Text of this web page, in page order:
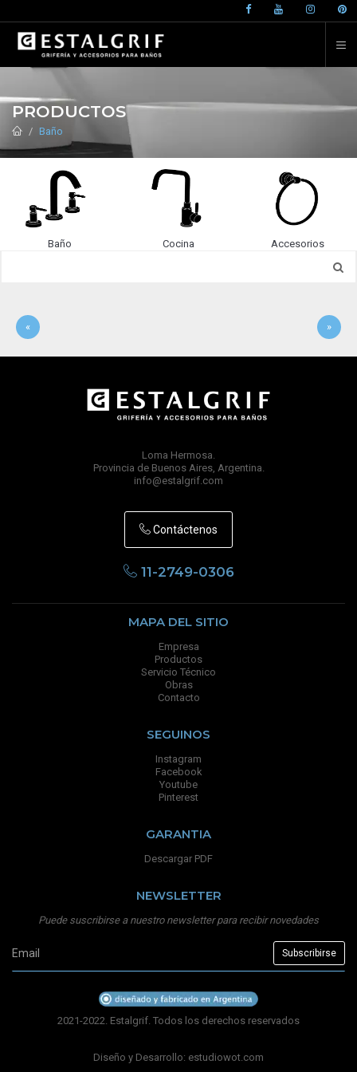
PRODUCTOS
Baño
Baño Cocina Accesorios
« »
Loma Hermosa.
Provincia de Buenos Aires, Argentina.
info@estalgrif.com
Contáctenos
11-2749-0306
MAPA DEL SITIO
Empresa
Productos
Servicio Técnico
Obras
Contacto
SEGUINOS
Instagram
Facebook
Youtube
Pinterest
GARANTIA
Descargar PDF
NEWSLETTER
Puede suscribirse a nuestro newsletter para recibir novedades
2021-2022. Estalgrif. Todos los derechos reservados
Diseño y Desarrollo: estudiowot.com